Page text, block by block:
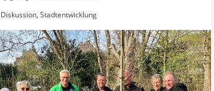
Diskussion, Stadtentwicklung